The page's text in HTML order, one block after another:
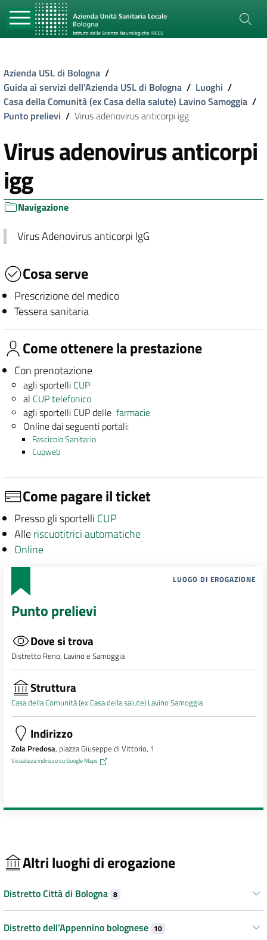
Azienda USL di Bologna /
Guida ai servizi dell'Azienda USL di Bologna / Luoghi /
Casa della Comunità (ex Casa della salute) Lavino Samoggia /
Punto prelievi / Virus adenovirus anticorpi igg
Virus adenovirus anticorpi
igg
Navigazione
Virus Adenovirus anticorpi IgG
Cosa serve
Prescrizione del medico
Tessera sanitaria
Come ottenere la prestazione
Con prenotazione
agli sportelli CUP
al CUP telefonico
agli sportelli CUP dellefarmacie
Online dai seguenti portali:
Fascicolo Sanitario
Cupweb
Come pagare il ticket
Presso gli sportelli CUP
Alleriscuotitrici automatiche
Online
LUOGO DI EROGAZIONE
Punto prelievi
Dove si trova
Distretto Reno, Lavino e Samoggia
Struttura
Casa della Comunità (ex Casa della salute) Lavino Samoggia
Indirizzo
Zola Predosa, piazza Giuseppe di Vittorio, 1
Visualizza indirizzo su Google Maps
Altri luoghi di erogazione
Distretto Città di Bologna 8
Distretto dell’Appennino bolognese 10